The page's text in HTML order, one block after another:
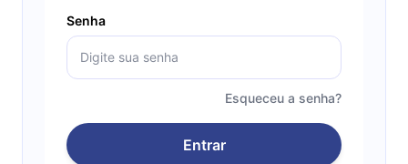
Senha
Esqueceu a senha?
Entrar